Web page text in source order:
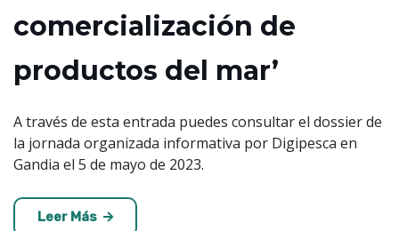
comercialización de
productos del mar’
A través de esta entrada puedes consultar el dossier de
la jornada organizada informativa por Digipesca en
Gandia el 5 de mayo de 2023.
Leer Más